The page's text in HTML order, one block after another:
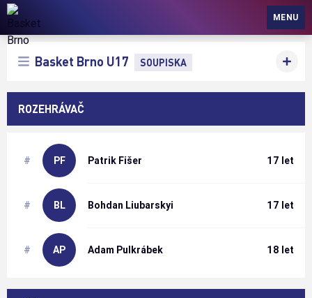
Basket Brno
MENU
Basket Brno U17 SOUPISKA
ROZEHRÁVAČ
# PF Patrik Fišer 17 let
# BL Bohdan Liubarskyi 17 let
# AP Adam Pulkrábek 18 let